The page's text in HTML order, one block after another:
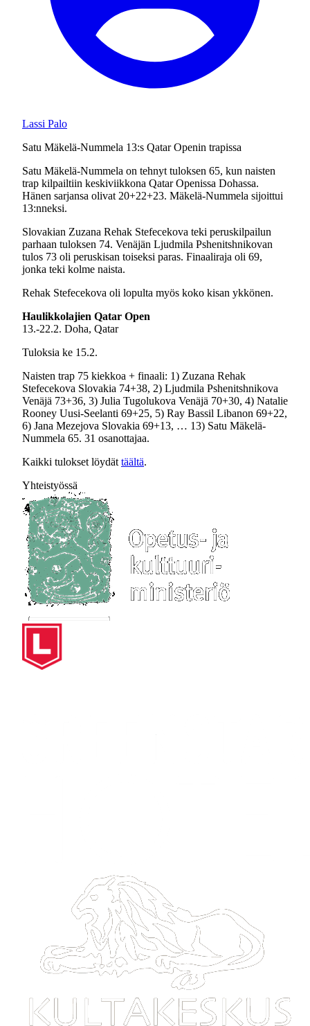
Lassi Palo
Satu Mäkelä-Nummela 13:s Qatar Openin trapissa
Satu Mäkelä-Nummela on tehnyt tuloksen 65, kun naisten
trap kilpailtiin keskiviikkona Qatar Openissa Dohassa.
Hänen sarjansa olivat 20+22+23. Mäkelä-Nummela sijoittui
13:nneksi.
Slovakian Zuzana Rehak Stefecekova teki peruskilpailun
parhaan tuloksen 74. Venäjän Ljudmila Pshenitshnikovan
tulos 73 oli peruskisan toiseksi paras. Finaaliraja oli 69,
jonka teki kolme naista.
Rehak Stefecekova oli lopulta myös koko kisan ykkönen.
Haulikkolajien Qatar Open
13.-22.2. Doha, Qatar
Tuloksia ke 15.2.
Naisten trap 75 kiekkoa + finaali: 1) Zuzana Rehak
Stefecekova Slovakia 74+38, 2) Ljudmila Pshenitshnikova
Venäjä 73+36, 3) Julia Tugolukova Venäjä 70+30, 4) Natalie
Rooney Uusi-Seelanti 69+25, 5) Ray Bassil Libanon 69+22,
6) Jana Mezejova Slovakia 69+13, … 13) Satu Mäkelä-
Nummela 65. 31 osanottajaa.
Kaikki tulokset löydät täältä.
Yhteistyössä